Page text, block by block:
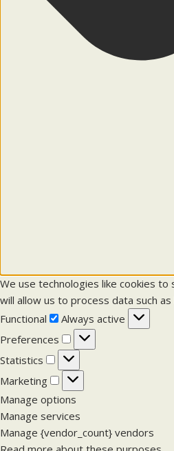
We use technologies like cookies
will allow us to process data such
Functional
F
u
n
i
o
n
Always active
Preferences
P
r
e
f
e
r
e
Statistics
t
a
t
i
s
Marketing
M
a
r
k
e
Manage options
Manage services
Manage {vendor_count} vendors